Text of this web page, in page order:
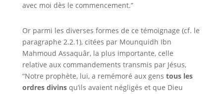
avec moi dès le commencement.”
Or parmi les diverses formes de ce témoignage (cf. le
paragraphe 2.2.1), citées par Mounquidh Ibn
Mahmoud Assaquâr, la plus importante, celle
relative aux commandements transmis par Jésus,
“Notre prophète, lui, a remémoré aux gens tous les
ordres divinsqu’ils avaient négligés et que Dieu